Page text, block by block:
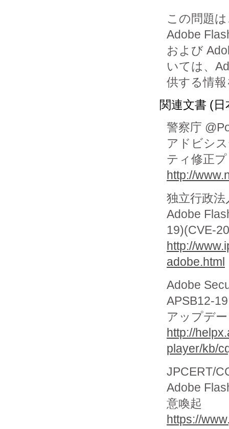
この問題
Adobe
および
いては、
供する情
関連文書 (日
警察庁
アドビシ
ティ修正
http://
独立行政法
Adobe
19)(CVE-
http://
adobe.html
Adobe
APSB12-
アップデ
http://
player/kb/
JPCERT/
Adobe
意喚起
https://